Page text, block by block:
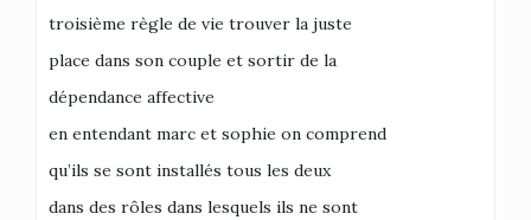
troisième règle de vie trouver la juste
place dans son couple et sortir de la
dépendance affective
en entendant marc et sophie on comprend
qu’ils se sont installés tous les deux
dans des rôles dans lesquels ils ne sont